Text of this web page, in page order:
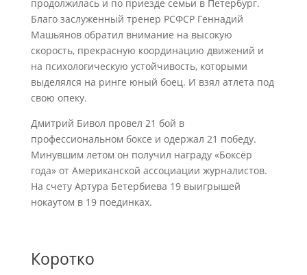
продолжилась и по приезде семьи в Петербург.
Благо заслуженный тренер РСФСР Геннадий
Машьянов обратил внимание на высокую
скорость, прекрасную координацию движений и
на психологическую устойчивость, которыми
выделялся на ринге юный боец. И взял атлета под
свою опеку.
Дмитрий Бивол провел 21 бой в
профессиональном боксе и одержал 21 победу.
Минувшим летом он получил награду «Боксёр
года» от Американской ассоциации журналистов.
На счету Артура Бетербиева 19 выигрышей
нокаутом в 19 поединках.
Коротко